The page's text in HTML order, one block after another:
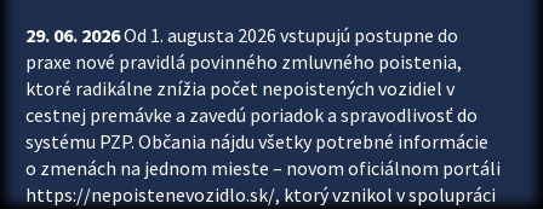
29. 06. 2026Od 1. augusta 2026 vstupujú postupne do
praxe nové pravidlá povinného zmluvného poistenia,
ktoré radikálne znížia počet nepoistených vozidiel v
cestnej premávke a zavedú poriadok a spravodlivosť do
systému PZP. Občania nájdu všetky potrebné informácie
o zmenách na jednom mieste – novom oficiálnom portáli
https://nepoistenevozidlo.sk/, ktorý vznikol v spolupráci